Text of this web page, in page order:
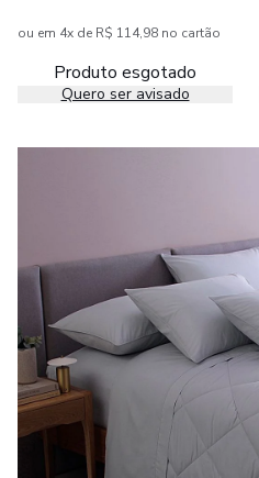
ou em 4x de R$ 114,98 no cartão
Produto esgotado
Quero ser avisado